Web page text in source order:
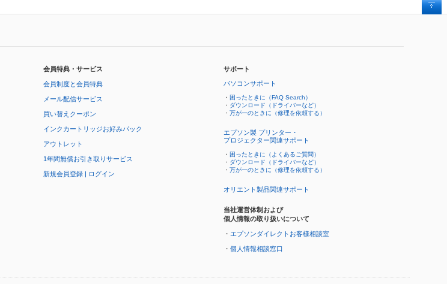
会員特典・サービス
会員制度と会員特典
メール配信サービス
買い替えクーポン
インクカートリッジお好みパック
アウトレット
1年間無償お引き取りサービス
新規会員登録 | ログイン
サポート
パソコンサポート
・ 困ったときに（FAQ Search）
・ ダウンロード（ドライバーなど）
・ 万が一のときに（修理を依頼する）
エプソン製 プリンター・
プロジェクター関連サポート
・ 困ったときに（よくあるご質問）
・ ダウンロード（ドライバーなど）
・ 万が一のときに（修理を依頼する）
オリエント製品関連サポート
当社運営体制および
個人情報の取り扱いについて
・ エプソンダイレクトお客様相談室
・ 個人情報相談窓口